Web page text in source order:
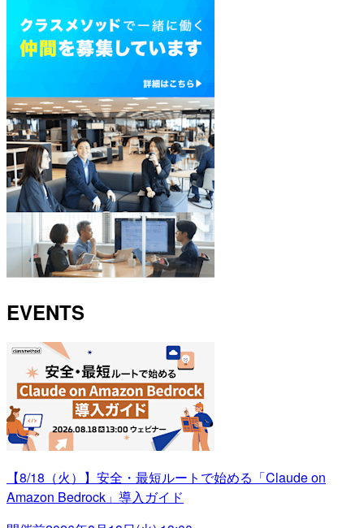
EVENTS
【8/18（火）】安全・最短ルートで始める「Claude on
Amazon Bedrock」導入ガイド